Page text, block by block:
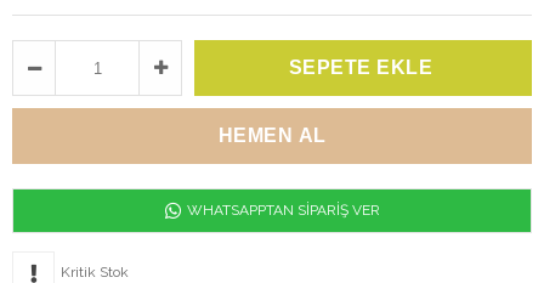
WHATSAPPTAN SİPARİŞ VER
Kritik Stok